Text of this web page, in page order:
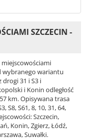
SZCZECIN -
wybranego wariantu
drogi 31 i S3 i
i Konin odległość
km. Opisywana trasa
S8, S61, 8, 10, 31, 64,
Szczecin,
Konin, Zgierz, Łódź,
Suwałki.